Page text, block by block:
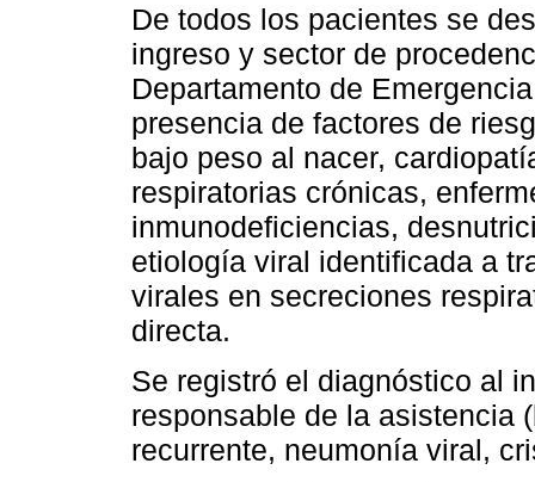
De todos los pacientes se
ingreso y sector de
Departamento de
presencia de factores de
bajo peso al nacer,
respiratorias crónicas,
inmunodeficiencias,
etiología viral identificada a
virales en secreciones
directa.
Se registró el diagnóstico al
responsable de la asistencia
recurrente, neumonía viral,